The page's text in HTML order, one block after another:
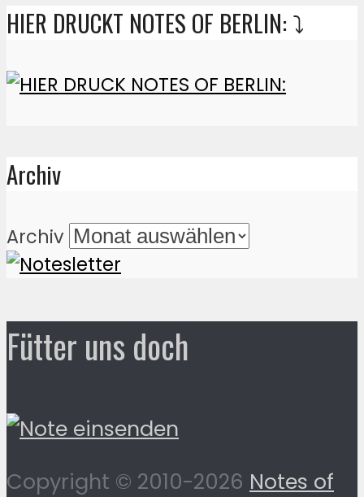
HIER DRUCKT NOTES OF BERLIN: ⤵️
Archiv
Archiv
Fütter uns doch
Copyright © 2010-2026 Notes of